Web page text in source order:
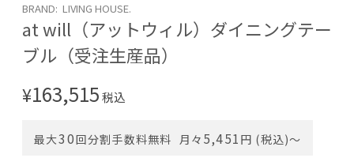
BRAND: LIVING HOUSE.
at will（アットウィル）ダイニングテー
ブル（受注生産品）
¥163,515税込
最大30回分割手数料無料 月々 5,451 円 (税込)〜